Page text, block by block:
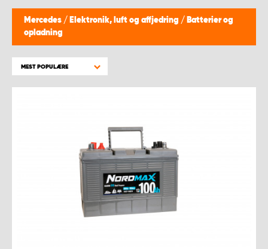
Mercedes / Elektronik, luft og affjedring / Batterier og
opladning
MEST POPULÆRE